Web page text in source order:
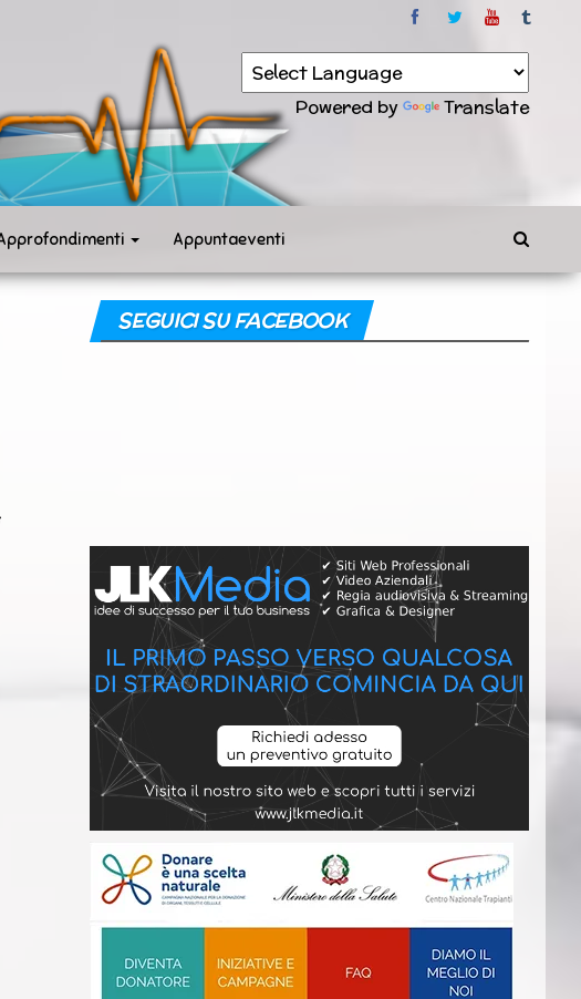
Powered by Translate
Appuntaeventi
SEGUICI SU FACEBOOK